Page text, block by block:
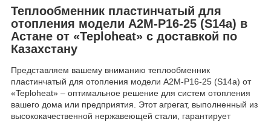
Теплообменник пластинчатый для
отопления модели A2M-Р16-25 (S14a) в
Астане от «Teploheat» с доставкой по
Казахстану
Представляем вашему вниманию теплообменник
пластинчатый для отопления модели A2M-Р16-25 (S14a) от
«Teploheat» – оптимальное решение для систем отопления
вашего дома или предприятия. Этот агрегат, выполненный из
высококачественной нержавеющей стали, гарантирует